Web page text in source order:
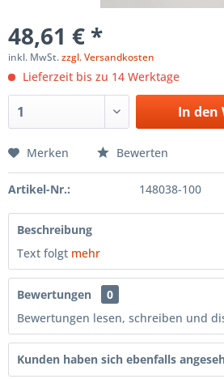
48,61 € *
inkl. MwSt.zzgl. Versandkosten
Lieferzeit bis zu 14 Werktage
In den
Merken Bewerten
Artikel-Nr.: 148038-100
Beschreibung
Text folgt mehr
Bewertungen
0
Bewertungen lesen, schreiben und
Kunden haben sich ebenfalls